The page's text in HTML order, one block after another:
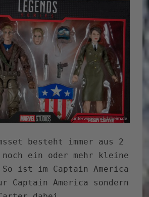
besteht immer aus 2
noch ein oder mehr kleine
ist im Captain America
Captain America sondern